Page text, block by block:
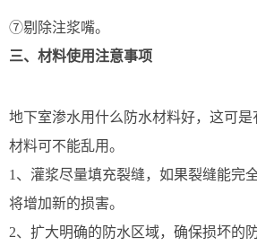
⑦剔除注浆嘴。
三、材料使用注意事项
地下室渗水用什么防水材料好，这可
材料可不能乱用。
1、灌浆尽量填充裂缝，如果裂缝能完
将增加新的损害。
2、扩大明确的防水区域，确保损坏的